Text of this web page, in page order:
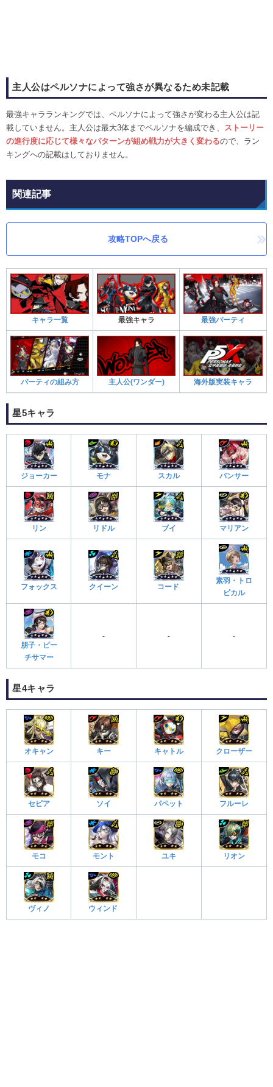
主人公はペルソナによって強さが異なるため未記載
最強キャラランキングでは、ペルソナによって強さが変わる主人公は記
載していません。主人公は最大3体までペルソナを編成でき、
ストーリー
の進行度に応じて様々なパターンが組め戦力が大きく変わるので、ラン
キングへの記載はしておりません。
関連記事
攻略TOPへ戻る
キャラ一覧 最強キャラ 最強パーティ
パーティの組み方 主人公(ワンダー) 海外版実装キャラ
星5キャラ
ジョーカー モナ スカル パンサー
リン リドル ブイ マリアン
フォックス クイーン コード
素羽・トロ
ピカル
朋子・ピー
チサマー
- - -
星4キャラ
オキャン キー キャトル クローザー
セピア ソイ パペット フルーレ
モコ モント ユキ リオン
ヴィノ ウィンド